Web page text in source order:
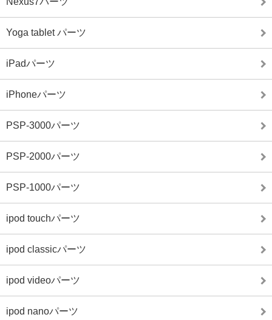
Yoga tablet パーツ
iPadパーツ
iPhoneパーツ
PSP-3000パーツ
PSP-2000パーツ
PSP-1000パーツ
ipod touchパーツ
ipod classicパーツ
ipod videoパーツ
ipod nanoパーツ